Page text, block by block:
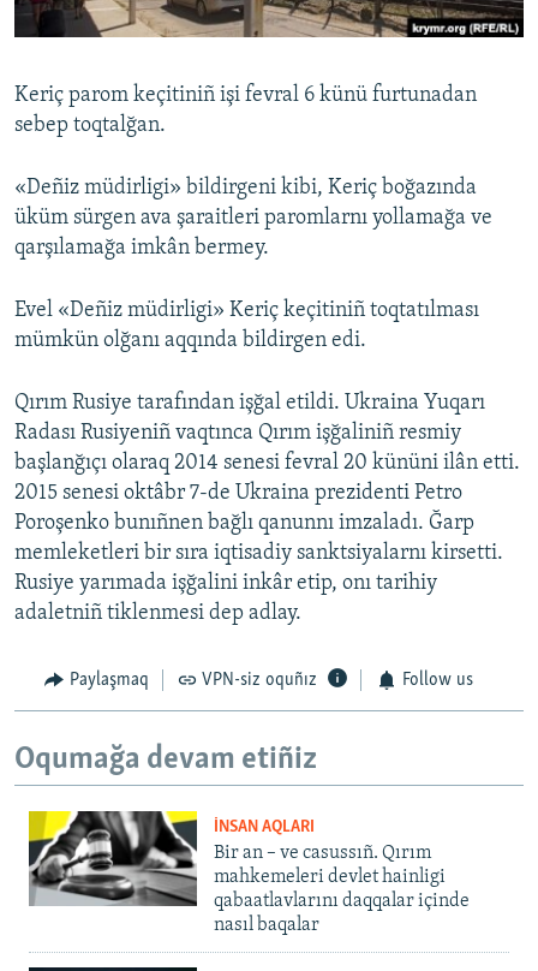
Русский
Українською
RFE/RS bütün saytları
Keriç parom keçitiniñ işi fevral 6 künü furtunadan
sebep toqtalğan.
«Deñiz müdirligi» bildirgeni kibi, Keriç boğazında
üküm sürgen ava şaraitleri paromlarnı yollamağa ve
qarşılamağa imkân bermey.
Evel «Deñiz müdirligi» Keriç keçitiniñ toqtatılması
mümkün olğanı aqqında bildirgen edi.
Qırım Rusiye tarafından işğal etildi. Ukraina Yuqarı
Radası Rusiyeniñ vaqtınca Qırım işğaliniñ resmiy
başlanğıçı olaraq 2014 senesi fevral 20 kününi ilân etti.
2015 senesi oktâbr 7-de Ukraina prezidenti Petro
Poroşenko bunıñnen bağlı qanunnı imzaladı. Ğarp
memleketleri bir sıra iqtisadiy sanktsiyalarnı kirsetti.
Rusiye yarımada işğalini inkâr etip, onı tarihiy
adaletniñ tiklenmesi dep adlay.
Paylaşmaq VPN-siz oquñız Follow us
Oqumağa devam etiñiz
İNSAN AQLARI
Bir an – ve casussıñ. Qırım
mahkemeleri devlet hainligi
qabaatlavlarını daqqalar içinde
nasıl baqalar